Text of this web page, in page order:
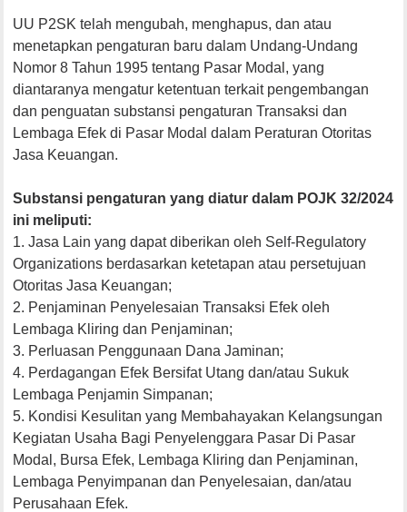
UU P2SK telah mengubah, menghapus, dan atau
menetapkan pengaturan baru dalam Undang-Undang
Nomor 8 Tahun 1995 tentang Pasar Modal, yang
diantaranya mengatur ketentuan terkait pengembangan
dan penguatan substansi pengaturan Transaksi dan
Lembaga Efek di Pasar Modal dalam Peraturan Otoritas
Jasa Keuangan.
Substansi pengaturan yang diatur dalam POJK 32/2024
ini meliputi:
1. Jasa Lain yang dapat diberikan oleh Self-Regulatory
Organizations berdasarkan ketetapan atau persetujuan
Otoritas Jasa Keuangan;
2. Penjaminan Penyelesaian Transaksi Efek oleh
Lembaga Kliring dan Penjaminan;
3. Perluasan Penggunaan Dana Jaminan;
4. Perdagangan Efek Bersifat Utang dan/atau Sukuk
Lembaga Penjamin Simpanan;
5. Kondisi Kesulitan yang Membahayakan Kelangsungan
Kegiatan Usaha Bagi Penyelenggara Pasar Di Pasar
Modal, Bursa Efek, Lembaga Kliring dan Penjaminan,
Lembaga Penyimpanan dan Penyelesaian, dan/atau
Perusahaan Efek.